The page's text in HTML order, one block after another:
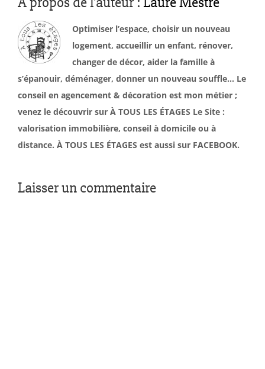
Optimiser l’espace, choisir un nouveau
logement, accueillir un enfant, rénover,
changer de décor, aider la famille à
s’épanouir, déménager, donner un nouveau souffle… Le
conseil en agencement & décoration est mon métier ;
venez le découvrir sur À TOUS LES ÉTAGES Le Site :
valorisation immobilière, conseil à domicile ou à
distance. À TOUS LES ÉTAGES est aussi sur FACEBOOK.
Laisser un commentaire